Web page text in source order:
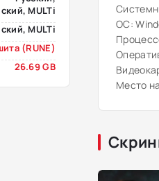
MULTi
MULTi
(RUNE)
26.69 GB
ОС:
Место